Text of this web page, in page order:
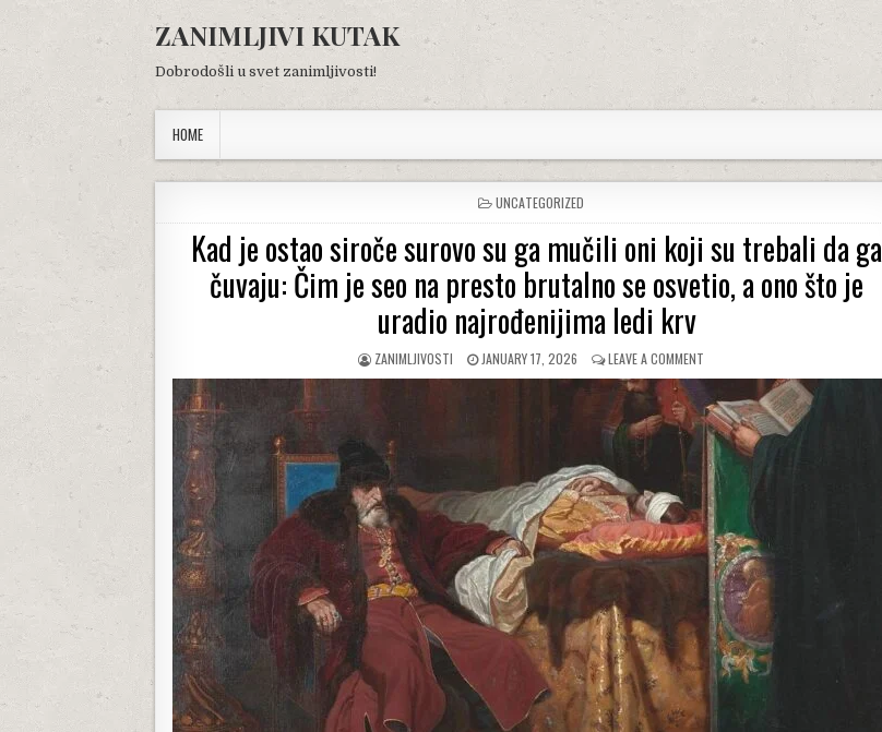
content
ZANIMLJIVI KUTAK
Dobrodošli u svet zanimljivosti!
HOME
POSTED
IN
UNCATEGORIZED
Kad je ostao siroče surovo su ga mučili oni koji su trebali da ga
čuvaju: Čim je seo na presto brutalno se osvetio, a ono što je
uradio najrođenijima ledi krv
AUTHOR:
ZANIMLJIVOSTI
PUBLISHED
DATE:
JANUARY 17, 2026 LEAVE A COMMENT
KAD
OSTAO
SIROČE
SUROVO
SU
GA
MUČILI
ONI
KOJI
SU
TREBALI
DA
GA
ČUVAJU:
ČIM
PRESTO